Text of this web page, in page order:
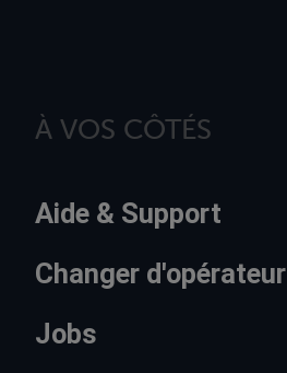
À VOS CÔTÉS
Aide & Support
Changer d'opérateur
Jobs